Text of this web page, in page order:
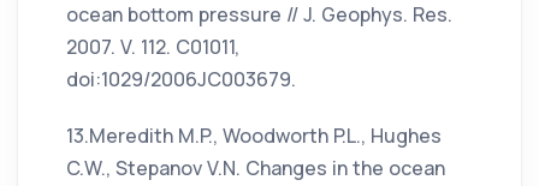
ocean bottom pressure // J. Geophys. Res.
2007. V. 112. C01011,
doi:1029/2006JC003679.
13.Meredith M.P., Woodworth P.L., Hughes
C.W., Stepanov V.N. Changes in the ocean